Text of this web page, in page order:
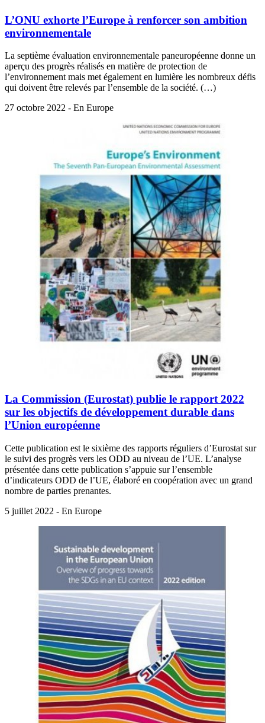
L’ONU exhorte l’Europe à renforcer son ambition
environnementale
La septième évaluation environnementale paneuropéenne donne un
aperçu des progrès réalisés en matière de protection de
l’environnement mais met également en lumière les nombreux défis
qui doivent être relevés par l’ensemble de la société. (…)
27 octobre 2022 - En Europe
La Commission (Eurostat) publie le rapport 2022
sur les objectifs de développement durable dans
l’Union européenne
Cette publication est le sixième des rapports réguliers d’Eurostat sur
le suivi des progrès vers les ODD au niveau de l’UE. L’analyse
présentée dans cette publication s’appuie sur l’ensemble
d’indicateurs ODD de l’UE, élaboré en coopération avec un grand
nombre de parties prenantes.
5 juillet 2022 - En Europe